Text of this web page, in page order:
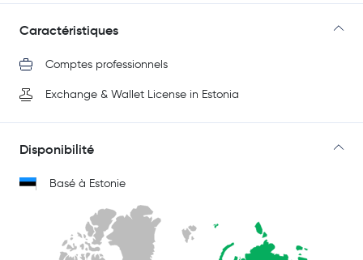
Caractéristiques
Comptes professionnels
Exchange & Wallet License in Estonia
Disponibilité
Basé à Estonie